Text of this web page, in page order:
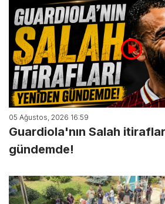
05 Ağustos, 2026 16:59
Guardiola'nın Salah
gündemde!